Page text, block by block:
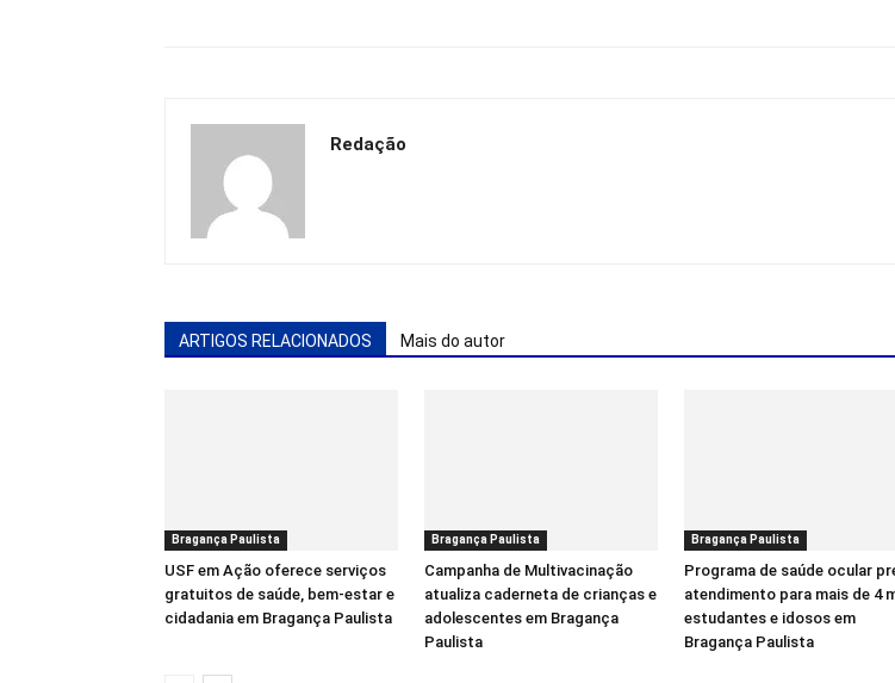
Redação
ARTIGOS RELACIONADOS Mais do autor
Bragança Paulista
USF em Ação oferece serviços
gratuitos de saúde, bem-estar e
cidadania em Bragança Paulista
Bragança Paulista
Campanha de Multivacinação
atualiza caderneta de crianças e
adolescentes em Bragança
Paulista
Bragança Paulista
Programa de saúde ocular
atendimento para mais de 4
estudantes e idosos em
Bragança Paulista